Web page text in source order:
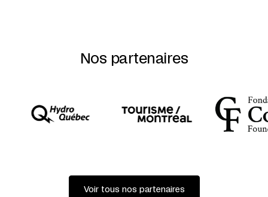
Nos partenaires
Voir tous nos partenaires